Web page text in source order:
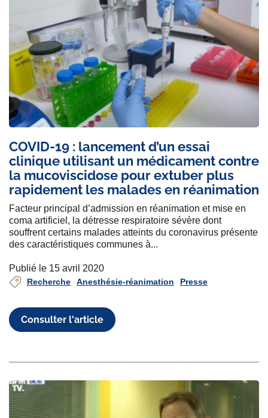
COVID-19 : lancement d’un essai
clinique utilisant un médicament contre
la mucoviscidose pour extuber plus
rapidement les malades en réanimation
Facteur principal d’admission en réanimation et mise en
coma artificiel, la détresse respiratoire sévère dont
souffrent certains malades atteints du coronavirus présente
des caractéristiques communes à...
Publié le 15 avril 2020
Recherche Anesthésie-réanimation Presse
Consulter l'article